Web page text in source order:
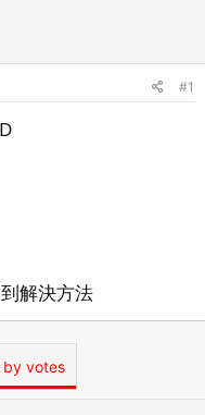
#1
解決方法
by votes